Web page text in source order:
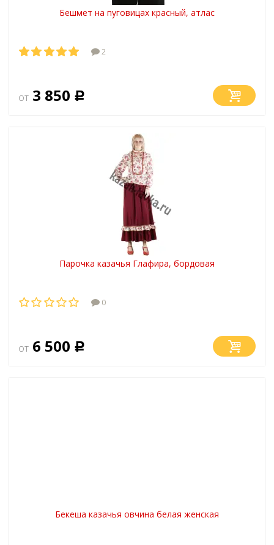
Бешмет на пуговицах красный, атлас
2
от 3 850 Р
Парочка казачья Глафира, бордовая
0
от 6 500 Р
Бекеша казачья овчина белая женская